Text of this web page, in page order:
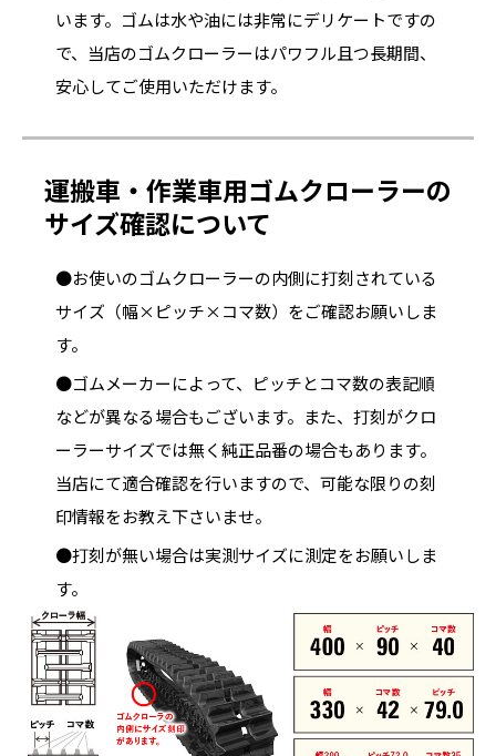
います。ゴムは水や油には非常にデリケートですの
で、当店のゴムクローラーはパワフル且つ長期間、
安心してご使用いただけます。
運搬車・作業車用ゴムクローラーの
サイズ確認について
●お使いのゴムクローラーの内側に打刻されている
サイズ（幅×ピッチ×コマ数）をご確認お願いしま
す。
●ゴムメーカーによって、ピッチとコマ数の表記順
などが異なる場合もございます。また、打刻がクロ
ーラーサイズでは無く純正品番の場合もあります。
当店にて適合確認を行いますので、可能な限りの刻
印情報をお教え下さいませ。
●打刻が無い場合は実測サイズに測定をお願いしま
す。